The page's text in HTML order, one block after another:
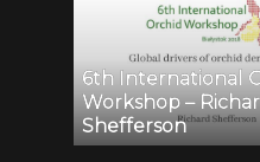
6th International
Workshop –
Shefferson